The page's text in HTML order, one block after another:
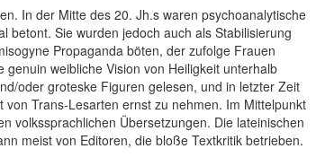
In der Mitte des 20. Jh.s waren psychoanalytische
betont. Sie wurden jedoch auch als Stabilisierung
Propaganda böten, der zufolge Frauen
weibliche Vision von Heiligkeit unterhalb
oder groteske Figuren gelesen, und in letzter Zeit
Trans-Lesarten ernst zu nehmen. Im Mittelpunkt
volkssprachlichen Übersetzungen. Die lateinischen
meist von Editoren, die bloße Textkritik betrieben.